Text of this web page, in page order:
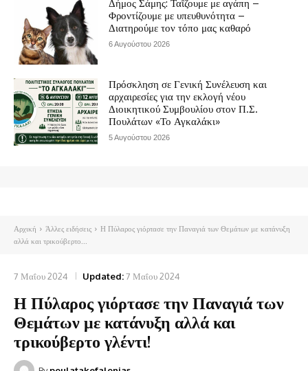
Δήμος Σάμης: Ταΐζουμε με αγάπη –
Φροντίζουμε με υπευθυνότητα –
Διατηρούμε τον τόπο μας καθαρό
6 Αυγούστου 2026
Πρόσκληση σε Γενική Συνέλευση και
αρχαιρεσίες για την εκλογή νέου
Διοικητικού Συμβουλίου στον Π.Σ.
Πουλάτων «Το Αγκαλάκι»
5 Αυγούστου 2026